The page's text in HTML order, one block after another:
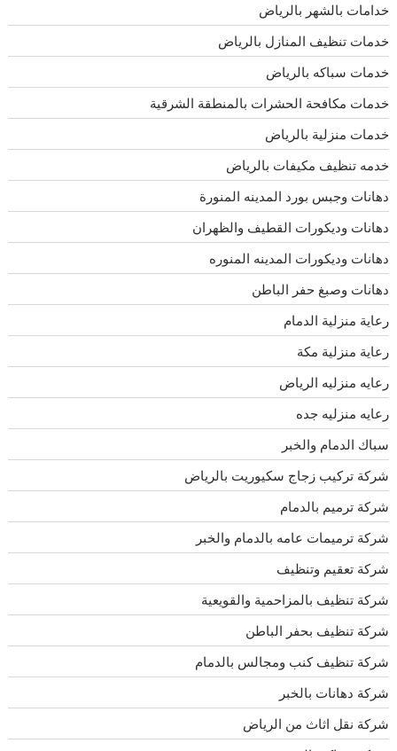
خدامات بالشهر بالرياض
خدمات تنظيف المنازل بالرياض
خدمات سباكه بالرياض
خدمات مكافحة الحشرات بالمنطقة الشرقية
خدمات منزلية بالرياض
خدمه تنظيف مكيفات بالرياض
دهانات وجبس بورد المدينه المنورة
دهانات وديكورات القطيف والظهران
دهانات وديكورات المدينه المنوره
دهانات وصبغ حفر الباطن
رعاية منزلية الدمام
رعاية منزلية مكة
رعايه منزليه الرياض
رعايه منزليه جده
سباك الدمام والخبر
شركة تركيب زجاج سكيوريت بالرياض
شركة ترميم بالدمام
شركة ترميمات عامه بالدمام والخبر
شركة تعقيم وتنظيف
شركة تنظيف بالمزاحمية والقويعية
شركة تنظيف بحفر الباطن
شركة تنظيف كنب ومجالس بالدمام
شركة دهانات بالخبر
شركة نقل اثاث من الرياض